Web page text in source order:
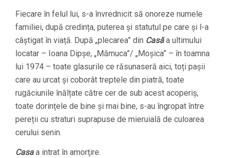
Fiecare în felul lui, s-a învrednicit să onoreze numele
familiei, după credința, puterea și statutul pe care și l-a
câștigat în viață. După „plecarea” din Casăa ultimului
locatar – Ioana Dipşe, „Mămuca”/ „Moşica” – în toamna
lui 1974 – toate glasurile ce răsunaseră aici, toți pașii
care au urcat și coborât treptele din piatră, toate
rugăciunile înălțate către cer de sub acest acoperiș,
toate dorințele de bine și mai bine, s-au îngropat între
pereții cu straturi suprapuse de mieruială de culoarea
cerului senin.
Casaa intrat în amorţire.